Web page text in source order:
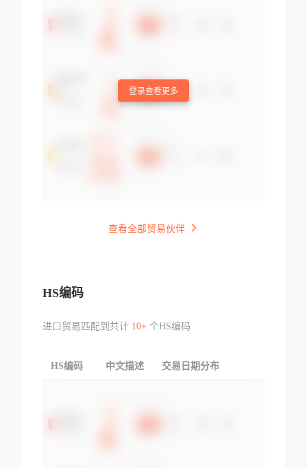
登录查看更多
查看全部贸易伙伴
HS编码
进口贸易匹配到共计 10+个HS编码
HS编码 中文描述 交易日期分布